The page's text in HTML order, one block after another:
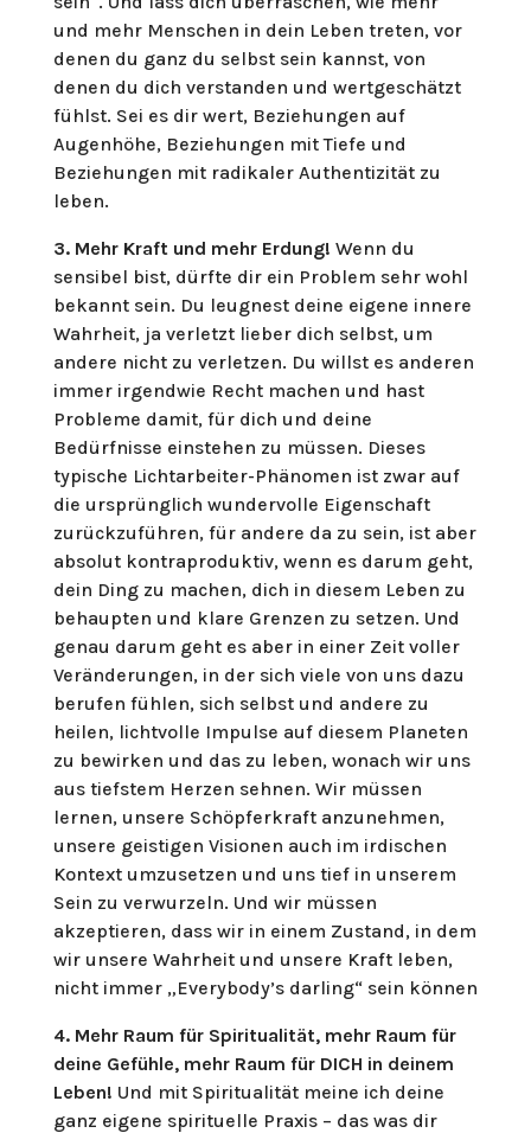
und mehr Menschen in dein Leben treten, vor
denen du ganz du selbst sein kannst, von
denen du dich verstanden und wertgeschätzt
fühlst. Sei es dir wert, Beziehungen auf
Augenhöhe, Beziehungen mit Tiefe und
Beziehungen mit radikaler Authentizität zu
leben.
3. Mehr Kraft und mehr Erdung! Wenn du
sensibel bist, dürfte dir ein Problem sehr wohl
bekannt sein. Du leugnest deine eigene innere
Wahrheit, ja verletzt lieber dich selbst, um
andere nicht zu verletzen. Du willst es anderen
immer irgendwie Recht machen und hast
Probleme damit, für dich und deine
Bedürfnisse einstehen zu müssen. Dieses
typische Lichtarbeiter-Phänomen ist zwar auf
die ursprünglich wundervolle Eigenschaft
zurückzuführen, für andere da zu sein, ist aber
absolut kontraproduktiv, wenn es darum geht,
dein Ding zu machen, dich in diesem Leben zu
behaupten und klare Grenzen zu setzen. Und
genau darum geht es aber in einer Zeit voller
Veränderungen, in der sich viele von uns dazu
berufen fühlen, sich selbst und andere zu
heilen, lichtvolle Impulse auf diesem Planeten
zu bewirken und das zu leben, wonach wir uns
aus tiefstem Herzen sehnen. Wir müssen
lernen, unsere Schöpferkraft anzunehmen,
unsere geistigen Visionen auch im irdischen
Kontext umzusetzen und uns tief in unserem
Sein zu verwurzeln. Und wir müssen
akzeptieren, dass wir in einem Zustand, in dem
wir unsere Wahrheit und unsere Kraft leben,
nicht immer „Everybody’s darling“ sein können
4. Mehr Raum für Spiritualität, mehr Raum für
deine Gefühle, mehr Raum für DICH in deinem
Leben! Und mit Spiritualität meine ich deine
ganz eigene spirituelle Praxis – das was dir